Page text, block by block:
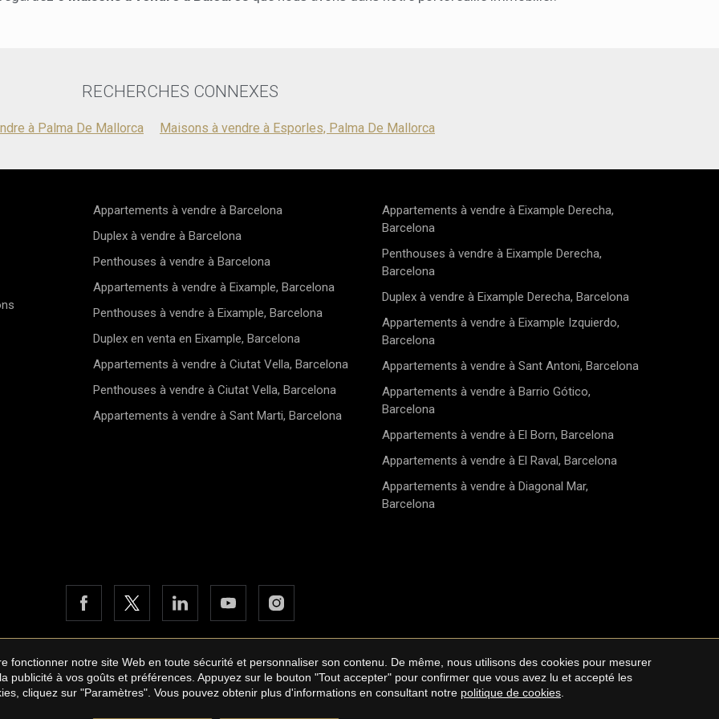
vous une villa où tradition et modernité se conjuguent
Les revêtements en grès cérame et les teintes neutres apportent
constitue une opportunité rare d'acquérir un appartement neuf dans
l'un des emplacements côtiers les plus recherchés de l'île. Que ce soit
harmonie avec la nature.
RECHERCHES CONNEXES
à Palma De Mallorca Maisons à vendre à Esporles, Palma De Mallorca
Appartements à vendre à Barcelona
Duplex à vendre à Barcelona
Penthouses à vendre à Barcelona
Appartements à vendre à Eixample, Barcelona
Penthouses à vendre à Eixample, Barcelona
Duplex en venta en Eixample, Barcelona
Appartements à vendre à Ciutat Vella, Barcelona
Penthouses à vendre à Ciutat Vella, Barcelona
Appartements à vendre à Sant Marti, Barcelona
Appartements à vendre à Eixample Derecha,
Barcelona
Penthouses à vendre à Eixample Derecha,
Barcelona
Duplex à vendre à Eixample Derecha, Barcelona
Appartements à vendre à Eixample Izquierdo,
Barcelona
Appartements à vendre à Sant Antoni, Barcelona
Appartements à vendre à Barrio Gótico,
Barcelona
Appartements à vendre à El Born, Barcelona
Appartements à vendre à El Raval, Barcelona
Appartements à vendre à Diagonal Mar,
Barcelona
International Real Estate Avis légal Politique de confidentialité
Cookie Policy
byiEstrategic
fonctionner notre site Web en toute sécurité et personnaliser son contenu. De même, nous utilisons des cookies pour mesurer
publicité à vos goûts et préférences. Appuyez sur le bouton "Tout accepter" pour confirmer que vous avez lu et accepté les
cliquez sur "Paramètres". Vous pouvez obtenir plus d'informations en consultant notre politique de cookies